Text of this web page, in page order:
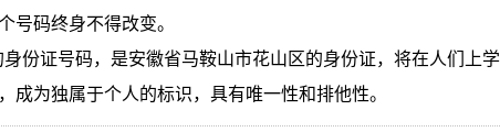
号码终身不得改变。
份证号码，是安徽省马鞍山市花山区的身份证，将在人们上
成为独属于个人的标识，具有唯一性和排他性。